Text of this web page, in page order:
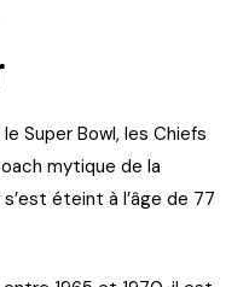
Super Bowl, les Chiefs
mytique de la
éteint à l’âge de 77